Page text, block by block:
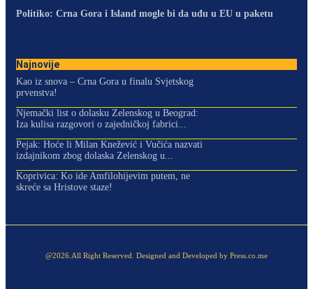
Politiko: Crna Gora i Island mogle bi da uđu u EU u paketu
Najnovije
Kao iz snova – Crna Gora u finalu Svjetskog
prvenstva!
Njemački list o dolasku Zelenskog u Beograd:
Iza kulisa razgovori o zajedničkoj fabrici...
Pejak: Hoće li Milan Knežević i Vučića nazvati
izdajnikom zbog dolaska Zelenskog u...
Koprivica: Ko ide Amfilohijevim putem, ne
skreće sa Hristove staze!
@2026.All Right Reserved. Designed and Developed by Press.co.me